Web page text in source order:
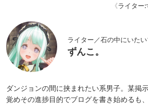
《ライター:
ライター／石の中にいた
ずんこ。
ダンジョンの間に挟まれたい系男子。某掲
覚めその進捗目的でブログを書き始めるも